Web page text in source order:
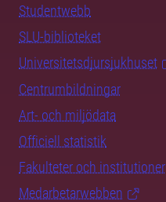
Studentwebb
SLU-biblioteket
Universitetsdjursjukhuset
Centrumbildningar
Art- och miljödata
Officiell statistik
Fakulteter och institutioner
Medarbetarwebben